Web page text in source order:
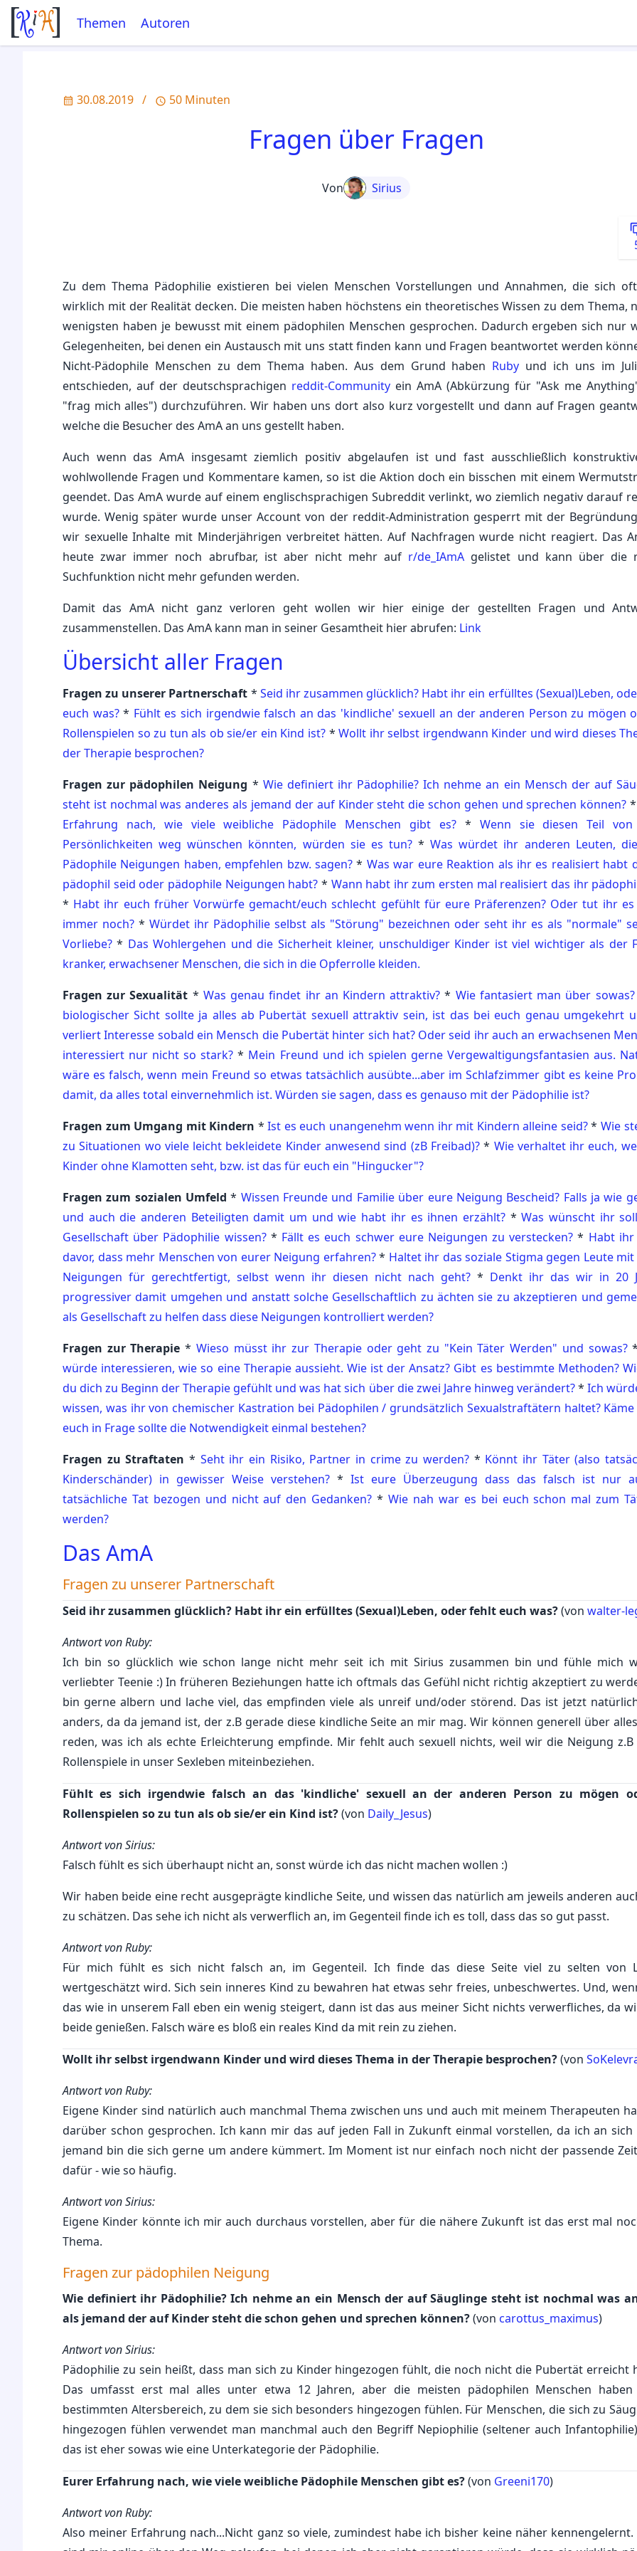
Themen Autoren
30.08.2019 / 50 Minuten
Fragen über Fragen
Von Sirius
Zu dem Thema Pädophilie existieren bei vielen Menschen Vorstellungen und Annahmen, die sich
wirklich mit der Realität decken. Die meisten haben höchstens ein theoretisches Wissen zu dem Thema,
wenigsten haben je bewusst mit einem pädophilen Menschen gesprochen. Dadurch ergeben sich nur
Gelegenheiten, bei denen ein Austausch mit uns statt finden kann und Fragen beantwortet werden
Nicht-Pädophile Menschen zu dem Thema haben. Aus dem Grund haben Ruby und ich uns im
entschieden, auf der deutschsprachigen reddit-Community ein AmA (Abkürzung für "Ask me
"frag mich alles") durchzuführen. Wir haben uns dort also kurz vorgestellt und dann auf Fragen
welche die Besucher des AmA an uns gestellt haben.
Auch wenn das AmA insgesamt ziemlich positiv abgelaufen ist und fast ausschließlich
wohlwollende Fragen und Kommentare kamen, so ist die Aktion doch ein bisschen mit einem
geendet. Das AmA wurde auf einem englischsprachigen Subreddit verlinkt, wo ziemlich negativ darauf
wurde. Wenig später wurde unser Account von der reddit-Administration gesperrt mit der
wir sexuelle Inhalte mit Minderjährigen verbreitet hätten. Auf Nachfragen wurde nicht reagiert. Das
heute zwar immer noch abrufbar, ist aber nicht mehr auf r/de_IAmA gelistet und kann über die
Suchfunktion nicht mehr gefunden werden.
Damit das AmA nicht ganz verloren geht wollen wir hier einige der gestellten Fragen und
zusammenstellen. Das AmA kann man in seiner Gesamtheit hier abrufen: Link
Übersicht aller Fragen
Fragen zu unserer Partnerschaft * Seid ihr zusammen glücklich? Habt ihr ein erfülltes (Sexual)Leben,
euch was?* Fühlt es sich irgendwie falsch an das 'kindliche' sexuell an der anderen Person zu mögen
Rollenspielen so zu tun als ob sie/er ein Kind ist?*Wollt ihr selbst irgendwann Kinder und wird dieses
der Therapie besprochen?
Fragen zur pädophilen Neigung * Wie definiert ihr Pädophilie? Ich nehme an ein Mensch der auf
steht ist nochmal was anderes als jemand der auf Kinder steht die schon gehen und sprechen können? *
Erfahrung nach, wie viele weibliche Pädophile Menschen gibt es?* Wenn sie diesen Teil
Persönlichkeiten weg wünschen könnten, würden sie es tun?*Was würdet ihr anderen Leuten,
Pädophile Neigungen haben, empfehlen bzw. sagen? * Was war eure Reaktion als ihr es realisiert habt
pädophil seid oder pädophile Neigungen habt? * Wann habt ihr zum ersten mal realisiert das ihr
* Habt ihr euch früher Vorwürfe gemacht/euch schlecht gefühlt für eure Präferenzen? Oder tut ihr
immer noch? * Würdet ihr Pädophilie selbst als "Störung" bezeichnen oder seht ihr es als "normale"
Vorliebe? * Das Wohlergehen und die Sicherheit kleiner, unschuldiger Kinder ist viel wichtiger als der
kranker, erwachsener Menschen, die sich in die Opferrolle kleiden.
Fragen zur Sexualität * Was genau findet ihr an Kindern attraktiv? * Wie fantasiert man über sowas?
biologischer Sicht sollte ja alles ab Pubertät sexuell attraktiv sein, ist das bei euch genau umgekehrt
verliert Interesse sobald ein Mensch die Pubertät hinter sich hat? Oder seid ihr auch an erwachsenen
interessiert nur nicht so stark? * Mein Freund und ich spielen gerne Vergewaltigungsfantasien aus.
wäre es falsch, wenn mein Freund so etwas tatsächlich ausübte...aber im Schlafzimmer gibt es keine
damit, da alles total einvernehmlich ist. Würden sie sagen, dass es genauso mit der Pädophilie ist?
Fragen zum Umgang mit Kindern *Ist es euch unangenehm wenn ihr mit Kindern alleine seid?* Wie
zu Situationen wo viele leicht bekleidete Kinder anwesend sind (zB Freibad)?* Wie verhaltet ihr euch,
Kinder ohne Klamotten seht, bzw. ist das für euch ein "Hingucker"?
Fragen zum sozialen Umfeld * Wissen Freunde und Familie über eure Neigung Bescheid? Falls ja wie
und auch die anderen Beteiligten damit um und wie habt ihr es ihnen erzählt?*Was wünscht ihr
Gesellschaft über Pädophilie wissen?* Fällt es euch schwer eure Neigungen zu verstecken? * Habt
davor, dass mehr Menschen von eurer Neigung erfahren?* Haltet ihr das soziale Stigma gegen Leute
Neigungen für gerechtfertigt, selbst wenn ihr diesen nicht nach geht? * Denkt ihr das wir in 20
progressiver damit umgehen und anstatt solche Gesellschaftlich zu ächten sie zu akzeptieren und
als Gesellschaft zu helfen dass diese Neigungen kontrolliert werden?
Fragen zur Therapie * Wieso müsst ihr zur Therapie oder geht zu "Kein Täter Werden" und sowas?*
würde interessieren, wie so eine Therapie aussieht. Wie ist der Ansatz? Gibt es bestimmte Methoden?
du dich zu Beginn der Therapie gefühlt und was hat sich über die zwei Jahre hinweg verändert?* Ich
wissen, was ihr von chemischer Kastration bei Pädophilen / grundsätzlich Sexualstraftätern haltet?
euch in Frage sollte die Notwendigkeit einmal bestehen?
Fragen zu Straftaten * Seht ihr ein Risiko, Partner in crime zu werden? * Könnt ihr Täter (also
Kinderschänder) in gewisser Weise verstehen? * Ist eure Überzeugung dass das falsch ist nur
tatsächliche Tat bezogen und nicht auf den Gedanken? *Wie nah war es bei euch schon mal zum
werden?
Das AmA
Fragen zu unserer Partnerschaft
Seid ihr zusammen glücklich? Habt ihr ein erfülltes (Sexual)Leben, oder fehlt euch was?(von walter-
Antwort von Ruby:
Ich bin so glücklich wie schon lange nicht mehr seit ich mit Sirius zusammen bin und fühle mich
verliebter Teenie :) In früheren Beziehungen hatte ich oftmals das Gefühl nicht richtig akzeptiert zu
bin gerne albern und lache viel, das empfinden viele als unreif und/oder störend. Das ist jetzt
anders, da da jemand ist, der z.B gerade diese kindliche Seite an mir mag. Wir können generell über
reden, was ich als echte Erleichterung empfinde. Mir fehlt auch sexuell nichts, weil wir die Neigung
Rollenspiele in unser Sexleben miteinbeziehen.
Fühlt es sich irgendwie falsch an das 'kindliche' sexuell an der anderen Person zu mögen
Rollenspielen so zu tun als ob sie/er ein Kind ist?(von Daily_Jesus)
Antwort von Sirius:
Falsch fühlt es sich überhaupt nicht an, sonst würde ich das nicht machen wollen :)
Wir haben beide eine recht ausgeprägte kindliche Seite, und wissen das natürlich am jeweils anderen
zu schätzen. Das sehe ich nicht als verwerflich an, im Gegenteil finde ich es toll, dass das so gut passt.
Antwort von Ruby:
Für mich fühlt es sich nicht falsch an, im Gegenteil. Ich finde das diese Seite viel zu selten von
wertgeschätzt wird. Sich sein inneres Kind zu bewahren hat etwas sehr freies, unbeschwertes. Und,
das wie in unserem Fall eben ein wenig steigert, dann ist das aus meiner Sicht nichts verwerfliches, da
beide genießen. Falsch wäre es bloß ein reales Kind da mit rein zu ziehen.
Wollt ihr selbst irgendwann Kinder und wird dieses Thema in der Therapie besprochen?(von
Antwort von Ruby:
Eigene Kinder sind natürlich auch manchmal Thema zwischen uns und auch mit meinem Therapeuten
darüber schon gesprochen. Ich kann mir das auf jeden Fall in Zukunft einmal vorstellen, da ich an sich
jemand bin die sich gerne um andere kümmert. Im Moment ist nur einfach noch nicht der passende
dafür - wie so häufig.
Antwort von Sirius:
Eigene Kinder könnte ich mir auch durchaus vorstellen, aber für die nähere Zukunft ist das erst mal
Thema.
Fragen zur pädophilen Neigung
Wie definiert ihr Pädophilie? Ich nehme an ein Mensch der auf Säuglinge steht ist nochmal was
als jemand der auf Kinder steht die schon gehen und sprechen können?(von carottus_maximus)
Antwort von Sirius:
Pädophilie zu sein heißt, dass man sich zu Kinder hingezogen fühlt, die noch nicht die Pubertät erreicht
Das umfasst erst mal alles unter etwa 12 Jahren, aber die meisten pädophilen Menschen haben
bestimmten Altersbereich, zu dem sie sich besonders hingezogen fühlen. Für Menschen, die sich zu
hingezogen fühlen verwendet man manchmal auch den Begriff Nepiophilie (seltener auch
das ist eher sowas wie eine Unterkategorie der Pädophilie.
Eurer Erfahrung nach, wie viele weibliche Pädophile Menschen gibt es?(von Greeni170)
Antwort von Ruby:
Also meiner Erfahrung nach...Nicht ganz so viele, zumindest habe ich bisher keine näher kennengelernt.